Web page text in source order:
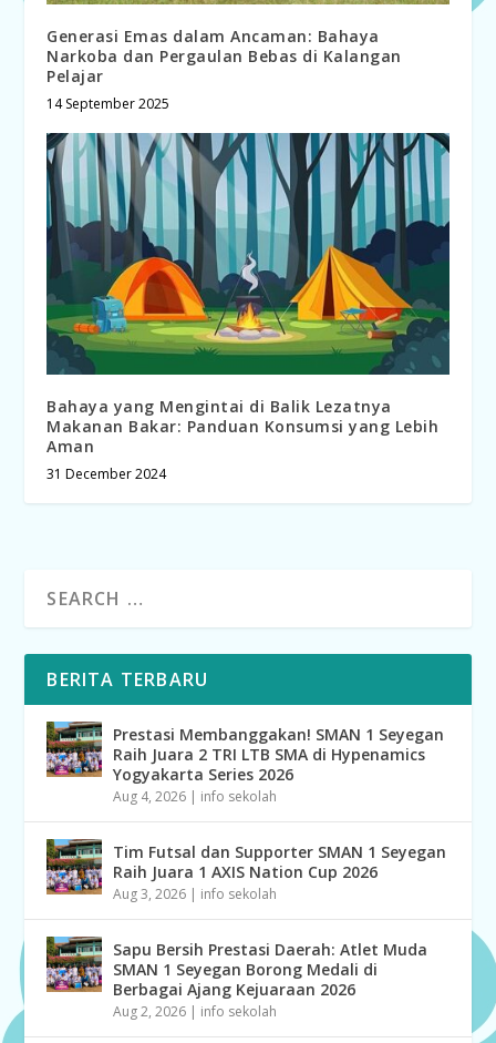
Generasi Emas dalam Ancaman: Bahaya
Narkoba dan Pergaulan Bebas di Kalangan
Pelajar
14 September 2025
Bahaya yang Mengintai di Balik Lezatnya
Makanan Bakar: Panduan Konsumsi yang Lebih
Aman
31 December 2024
BERITA TERBARU
Prestasi Membanggakan! SMAN 1 Seyegan
Raih Juara 2 TRI LTB SMA di Hypenamics
Yogyakarta Series 2026
Aug 4, 2026 | info sekolah
Tim Futsal dan Supporter SMAN 1 Seyegan
Raih Juara 1 AXIS Nation Cup 2026
Aug 3, 2026 | info sekolah
Sapu Bersih Prestasi Daerah: Atlet Muda
SMAN 1 Seyegan Borong Medali di
Berbagai Ajang Kejuaraan 2026
Aug 2, 2026 | info sekolah